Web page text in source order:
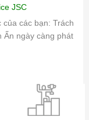
JSC
các bạn: Trách
Ấn ngày càng phát